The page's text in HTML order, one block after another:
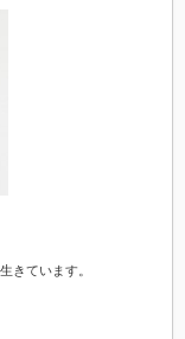
きています。